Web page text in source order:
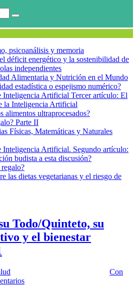
psicoanálisis y memoria
déficit energético y la sostenibilidad de
independientes
Alimentaria y Nutrición en el Mundo
estadística o espejismo numérico?
Inteligencia Artificial Tercer artículo: El
la Inteligencia Artificial
alimentos ultraprocesados?
Parte II
Físicas, Matemáticas y Naturales
Inteligencia Artificial. Segundo artículo:
budista a esta discusión?
las dietas vegetarianas y el riesgo de
Todo/Quinteto, su
y el bienestar
Con